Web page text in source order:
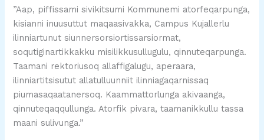
”Aap, piffissami sivikitsumi Kommunemi atorfeqarpunga,
kisianni inuusuttut maqaasivakka, Campus Kujallerlu
ilinniartunut siunnersorsiortissarsiormat,
soqutiginartikkakku misilikkusullugulu, qinnuteqarpunga.
Taamani rektoriusoq allaffigalugu, aperaara,
ilinniartitsisutut allatulluunniit ilinniagaqarnissaq
piumasaqaatanersoq. Kaammattorlunga akivaanga,
qinnuteqaqqullunga. Atorfik pivara, taamanikkullu tassa
maani sulivunga.”